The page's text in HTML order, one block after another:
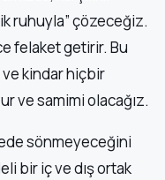
ruhuyla” çözeceğiz.
felaket getirir. Bu
kindar hiçbir
ve samimi olacağız.
sönmeyeceğini
bir iç ve dış ortak